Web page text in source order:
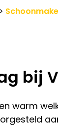
>
bij
warm